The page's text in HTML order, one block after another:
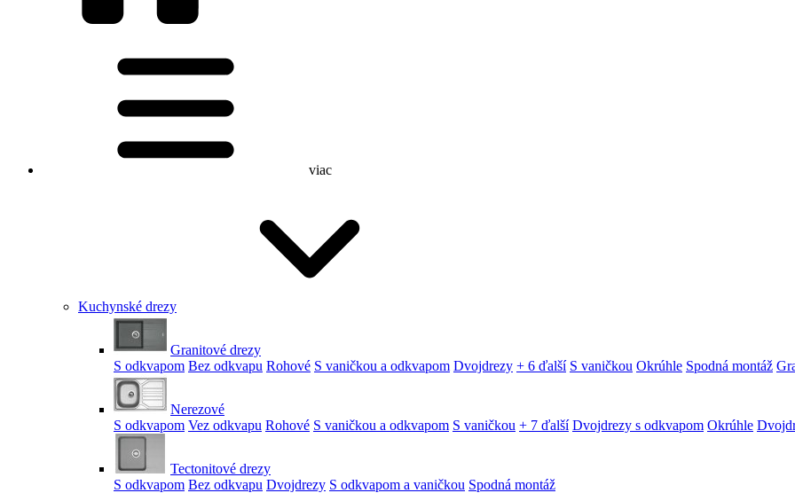
viac
Kuchynské drezy
Granitové drezy
S odkvapom Bez odkvapu Rohové S vaničkou a odkvapom Dvojdrezy + 6 ďalší S vaničkou Okrúhle Spodná montáž
Nerezové
S odkvapom Vez odkvapu Rohové S vaničkou a odkvapom S vaničkou + 7 ďalší Dvojdrezy s odkvapom Okrúhle
Tectonitové drezy
S odkvapom Bez odkvapu Dvojdrezy S odkvapom a vaničkou Spodná montáž